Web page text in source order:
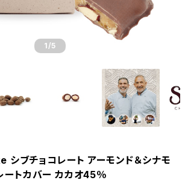
1 /5
ブチョコレート アーモンド＆シナモ
ートカバー カカオ45％